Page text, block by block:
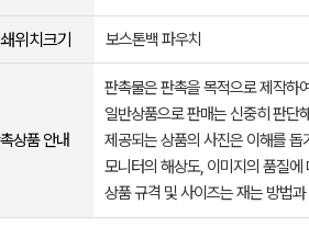
위치크기 보스톤백 파우치
상품 안내
판촉물은 판촉을 목적으로 제작하
일반상품으로 판매는 신중히 판단
제공되는 상품의 사진은 이해를
모니터의 해상도, 이미지의 품질
상품 규격 및 사이즈는 재는 방법